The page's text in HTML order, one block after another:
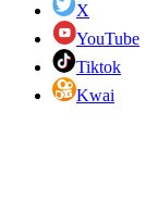
X
YouTube
Tiktok
Kwai